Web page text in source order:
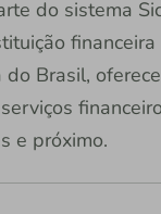
do sistema
financeira
do Brasil,
e próximo.